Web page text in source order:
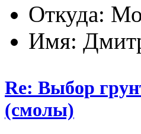
Откуда:
Имя:
Re: Выбор
(смолы)